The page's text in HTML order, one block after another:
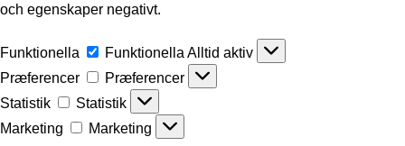
och egenskaper negativt.
Funktionella Funktionella Alltid aktiv
Præferencer
Præferencer
Statistik
Statistik
Marketing
Marketing